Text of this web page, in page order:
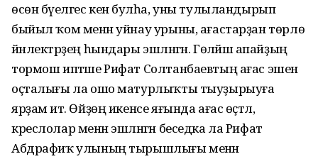
өсөн бәүелгес кенә булһа, уны тулыландырып
быйыл ҡом менән уйнау урыны, ағастарҙан төрлө
йәнлектәрҙең һындары эшләнгән. Гөләйшә апайҙың
тормош иптәше Рифат Солтанбаевтың ағас эшенә
оҫталығы ла ошо матурлыҡты тыуҙырыуға
ярҙам итә. Өйҙөң икенсе яғында ағас өҫтәл,
креслолар менән эшләнгән беседка ла Рифат
Абдрафиҡ улының тырышлығы менән